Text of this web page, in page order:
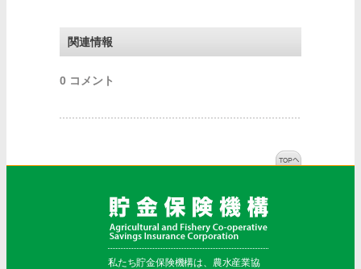
関連情報
0 コメント
私たち貯金保険機構は、農水産業協